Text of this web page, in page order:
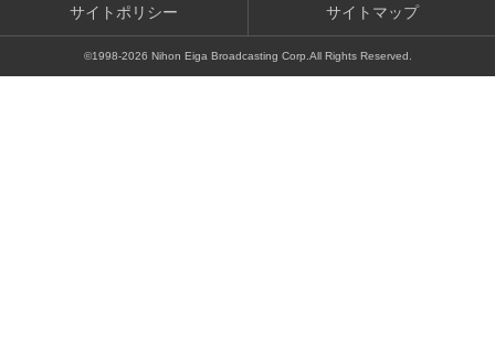
サイトポリシー サイトマップ
©1998-2026 Nihon Eiga Broadcasting Corp.All Rights Reserved.